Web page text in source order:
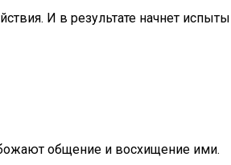
И в результате начнет
общение и восхищение ими.